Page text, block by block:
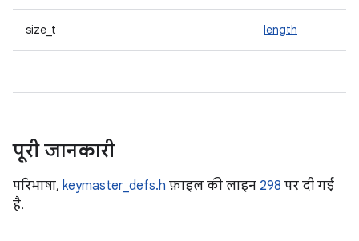
size_t length
पूरी जानकारी
परिभाषा, keymaster_defs.h फ़ाइल की लाइन 298 पर दी गई
है.